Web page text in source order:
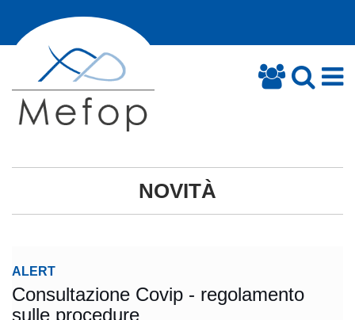
NOVITÀ
ALERT
Consultazione Covip - regolamento
sulle procedure